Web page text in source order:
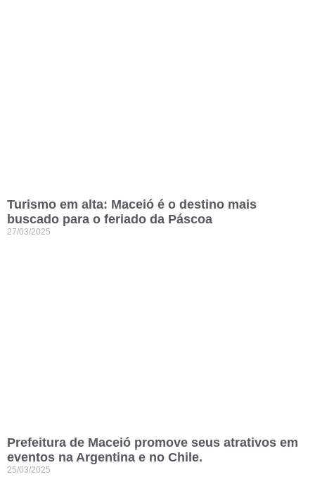
Turismo em alta: Maceió é o destino mais
buscado para o feriado da Páscoa
27/03/2025
Prefeitura de Maceió promove seus atrativos em
eventos na Argentina e no Chile.
25/03/2025